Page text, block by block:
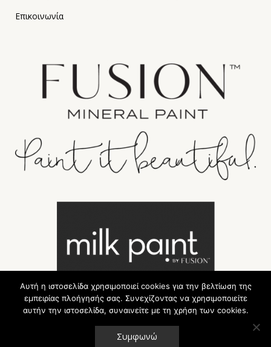
Επικοινωνία
Αυτή η ιστοσελίδα χρησιμοποιεί cookies για την βελτίωση της
εμπειρίας πλοήγησής σας. Συνεχίζοντας να χρησιμοποιείτε
αυτήν την ιστοσελίδα, συναινείτε με τη χρήση των cookies.
Συμφωνώ